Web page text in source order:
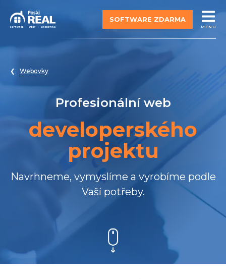
SOFTWARE ZDARMA
MENU
Webovky
Profesionální web
developerského
projektu
Navrhneme, vymyslíme a vyrobíme podle
Vaší potřeby.